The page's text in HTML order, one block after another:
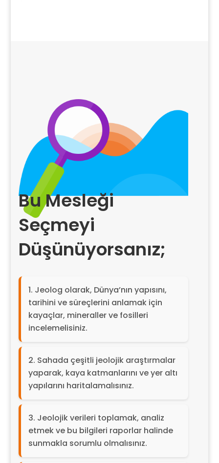
Bu Mesleği
Seçmeyi
Düşünüyorsanız;
Jeolog olarak, Dünya’nın yapısını,
tarihini ve süreçlerini anlamak için
kayaçlar, mineraller ve fosilleri
incelemelisiniz.
Sahada çeşitli jeolojik araştırmalar
yaparak, kaya katmanlarını ve yer altı
yapılarını haritalamalısınız.
Jeolojik verileri toplamak, analiz
etmek ve bu bilgileri raporlar halinde
sunmakla sorumlu olmalısınız.